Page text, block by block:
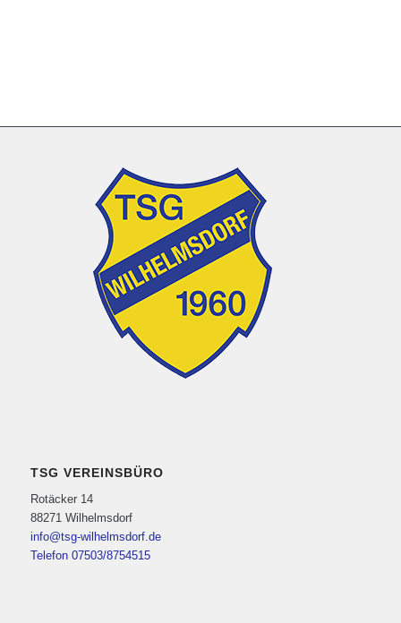
TSG VEREINSBÜRO
Rotäcker 14
88271 Wilhelmsdorf
info@tsg-wilhelmsdorf.de
Telefon 07503/8754515